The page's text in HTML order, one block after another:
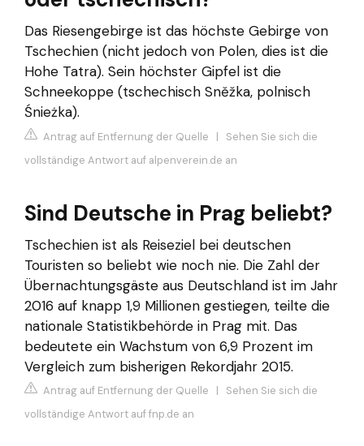
Das Riesengebirge ist das höchste Gebirge von
Tschechien (nicht jedoch von Polen, dies ist die
Hohe Tatra). Sein höchster Gipfel ist die
Schneekoppe (tschechisch Sněžka, polnisch
Śnieżka).
Antrag auf Entfernung der Quelle | Sehen Sie sich die
vollständige Antwort auf alpenverein.de an
Sind Deutsche in Prag beliebt?
Tschechien ist als Reiseziel bei deutschen
Touristen so beliebt wie noch nie. Die Zahl der
Übernachtungsgäste aus Deutschland ist im Jahr
2016 auf knapp 1,9 Millionen gestiegen, teilte die
nationale Statistikbehörde in Prag mit. Das
bedeutete ein Wachstum von 6,9 Prozent im
Vergleich zum bisherigen Rekordjahr 2015.
Antrag auf Entfernung der Quelle | Sehen Sie sich die
vollständige Antwort auf fnp.de an